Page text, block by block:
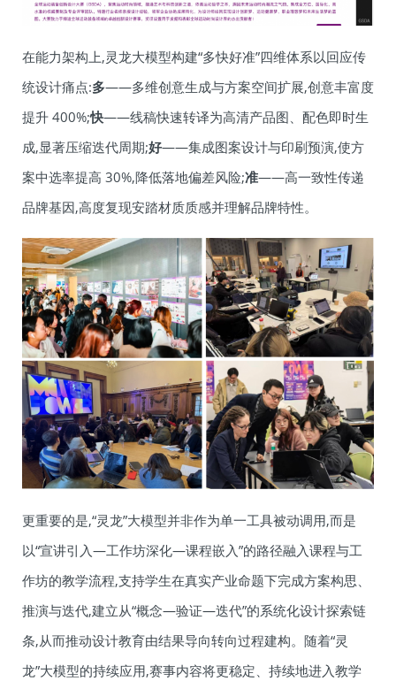
在能力架构上,灵龙大模型构建“多快好准”四维体系以回应传
统设计痛点:多——多维创意生成与方案空间扩展,创意丰富度
提升 400%;快——线稿快速转译为高清产品图、配色即时生
成,显著压缩迭代周期;好——集成图案设计与印刷预演,使方
案中选率提高 30%,降低落地偏差风险;准——高一致性传递
品牌基因,高度复现安踏材质质感并理解品牌特性。
更重要的是,“灵龙”大模型并非作为单一工具被动调用,而是
以“宣讲引入—工作坊深化—课程嵌入”的路径融入课程与工
作坊的教学流程,支持学生在真实产业命题下完成方案构思、
推演与迭代,建立从“概念—验证—迭代”的系统化设计探索链
条,从而推动设计教育由结果导向转向过程建构。随着“灵
龙”大模型的持续应用,赛事内容将更稳定、持续地进入教学